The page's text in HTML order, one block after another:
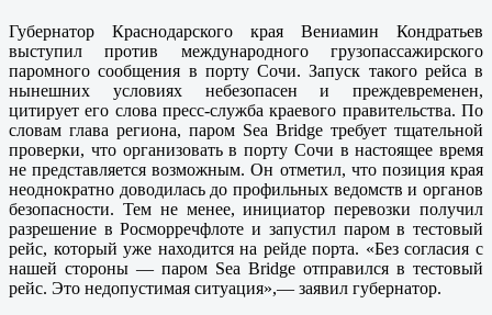
Губернатор Краснодарского края Вениамин Кондратьев
выступил против международного грузопассажирского
паромного сообщения в порту Сочи. Запуск такого рейса в
нынешних условиях небезопасен и преждевременен,
цитирует его слова пресс-служба краевого правительства. По
словам глава региона, паром Sea Bridge требует тщательной
проверки, что организовать в порту Сочи в настоящее время
не представляется возможным. Он отметил, что позиция края
неоднократно доводилась до профильных ведомств и органов
безопасности. Тем не менее, инициатор перевозки получил
разрешение в Росморречфлоте и запустил паром в тестовый
рейс, который уже находится на рейде порта. «Без согласия с
нашей стороны — паром Sea Bridge отправился в тестовый
рейс. Это недопустимая ситуация»,— заявил губернатор.